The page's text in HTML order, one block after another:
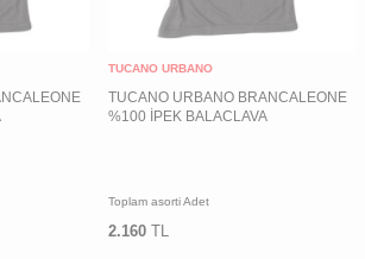
TUCANO URBANO
TUCANO URBANO BRANCALEONE
%100 İPEK BALACLAVA
Toplam asorti Adet
2.160 TL